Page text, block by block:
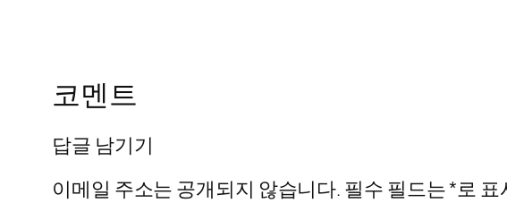
코멘트
답글 남기기
이메일 주소는 공개되지 않습니다. 필수 필드는*로